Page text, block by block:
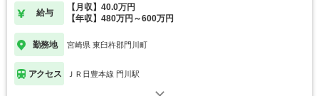
給与
【月収】40.0万円
【年収】480万円～600万円
勤務地 宮崎県 東臼杵郡門川町
アクセス ＪＲ日豊本線 門川駅